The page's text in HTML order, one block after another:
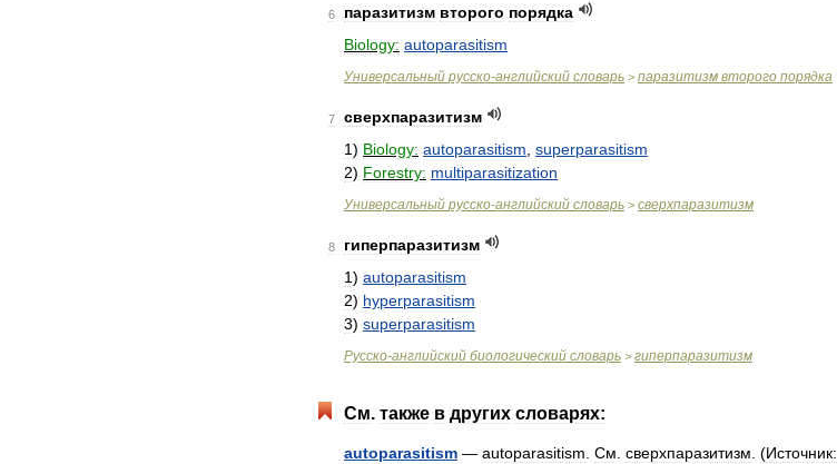
6 паразитизм второго порядка
Biology: autoparasitism
Универсальный русско-английский словарь > паразитизм второго порядка
7
сверхпаразитизм
1) Biology: autoparasitism superparasitism
2) Forestry: multiparasitization
Универсальный русско-английский словарь > сверхпаразитизм
8
гиперпаразитизм
1) autoparasitism
2) hyperparasitism
3) superparasitism
Русско-английский биологический словарь > гиперпаразитизм
См. также в других словарях:
autoparasitism — autoparasitism См сверхпаразитизм . (Источник: